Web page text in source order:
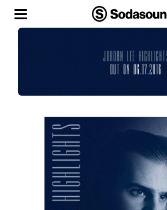
3D Tour
Label
Studios